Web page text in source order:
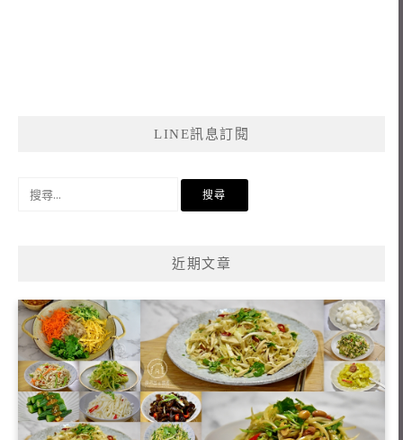
LINE訊息訂閱
近期文章